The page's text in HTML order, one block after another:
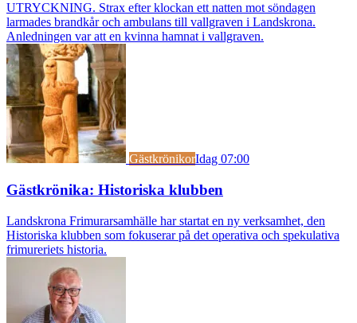
UTRYCKNING. Strax efter klockan ett natten mot söndagen
larmades brandkår och ambulans till vallgraven i Landskrona.
Anledningen var att en kvinna hamnat i vallgraven.
GästkrönikorIdag 07:00
Gästkrönika: Historiska klubben
Landskrona Frimurarsamhälle har startat en ny verksamhet, den
Historiska klubben som fokuserar på det operativa och spekulativa
frimureriets historia.